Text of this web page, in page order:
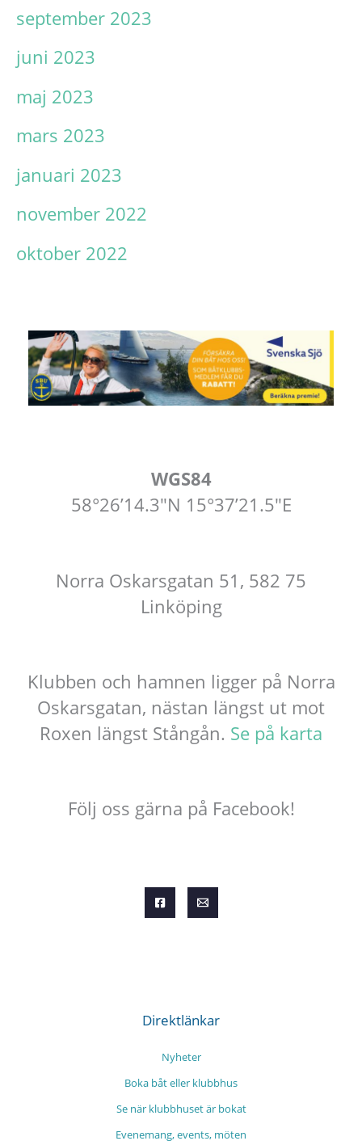
september 2023
juni 2023
maj 2023
mars 2023
januari 2023
november 2022
oktober 2022
WGS84
58°26’14.3″N 15°37’21.5″E
Norra Oskarsgatan 51, 582 75
Linköping
Klubben och hamnen ligger på Norra
Oskarsgatan, nästan längst ut mot
Roxen längst Stångån. Se på karta
Följ oss gärna på Facebook!
Direktlänkar
Nyheter
Boka båt eller klubbhus
Se när klubbhuset är bokat
Evenemang, events, möten